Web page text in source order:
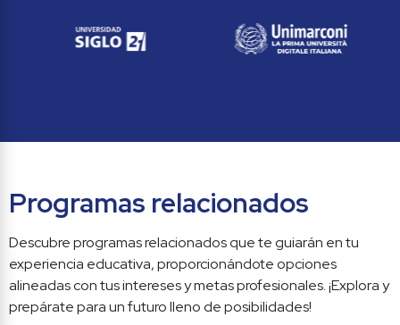
Programas relacionados
Descubre programas relacionados que te guiarán en tu
experiencia educativa, proporcionándote opciones
alineadas con tus intereses y metas profesionales. ¡Explora y
prepárate para un futuro lleno de posibilidades!